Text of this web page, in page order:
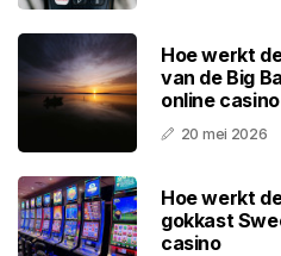
Hoe werkt
van de Big
online casino
20 mei 2026
Hoe werkt
gokkast
casino